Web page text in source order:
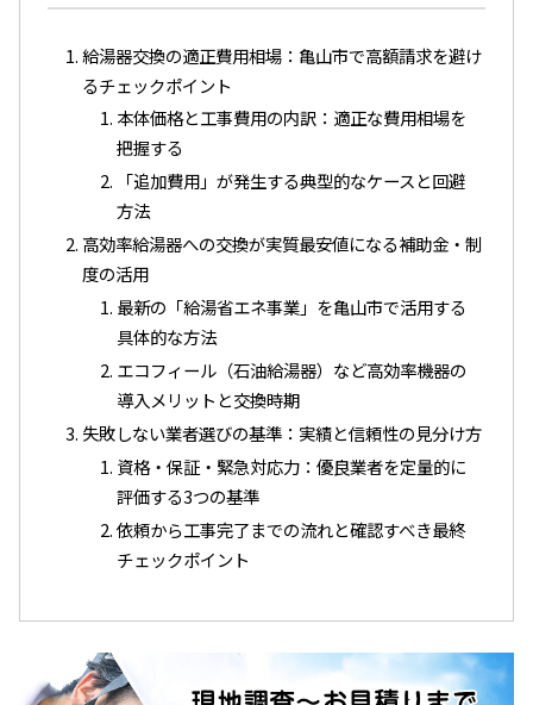
給湯器交換の適正費用相場：亀山市で高額請求を避け
るチェックポイント
本体価格と工事費用の内訳：適正な費用相場を
把握する
「追加費用」が発生する典型的なケースと回避
方法
高効率給湯器への交換が実質最安値になる補助金・制
度の活用
最新の「給湯省エネ事業」を亀山市で活用する
具体的な方法
エコフィール（石油給湯器）など高効率機器の
導入メリットと交換時期
失敗しない業者選びの基準：実績と信頼性の見分け方
資格・保証・緊急対応力：優良業者を定量的に
評価する3つの基準
依頼から工事完了までの流れと確認すべき最終
チェックポイント